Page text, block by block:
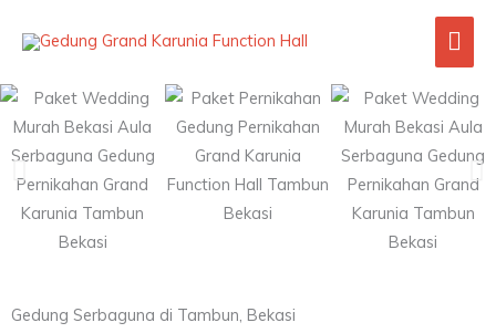
Gedung Serbaguna di Tambun, Bekasi